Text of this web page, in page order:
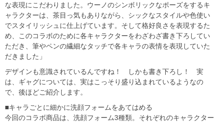
な表現にこだわりました。ウーノのシンボリックなポーズをするキ
ャラクターは、茶目っ気もありながら、シックなスタイルや色使い
でスタイリッシュに仕上げています。そして格好良さを表現するた
め、このコラボのために各キャラクターをわざわざ書き下ろしてい
ただき、筆やペンの繊細なタッチで各キャラの表情を表現していた
だきました」
デザインも意識されているんですね！ しかも書き下ろし！ 実
は、ギャグについては、実はこっそり盛り込まれているようなの
で、後ほどご紹介します。
■キャラごとに細かに洗顔フォームをあてはめる
今回のコラボ商品は、洗顔フォーム3種類。それぞれのキャラクター